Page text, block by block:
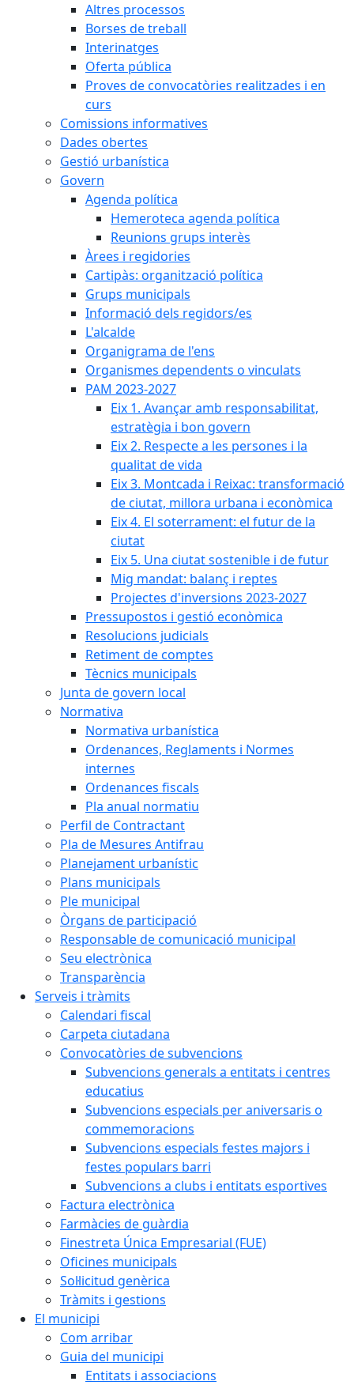
Altres processos
Borses de treball
Interinatges
Oferta pública
Proves de convocatòries realitzades i en
curs
Comissions informatives
Dades obertes
Gestió urbanística
Govern
Agenda política
Hemeroteca agenda política
Reunions grups interès
Àrees i regidories
Cartipàs: organització política
Grups municipals
Informació dels regidors/es
L'alcalde
Organigrama de l'ens
Organismes dependents o vinculats
PAM 2023-2027
Eix 1. Avançar amb responsabilitat,
estratègia i bon govern
Eix 2. Respecte a les persones i la
qualitat de vida
Eix 3. Montcada i Reixac: transformació
de ciutat, millora urbana i econòmica
Eix 4. El soterrament: el futur de la
ciutat
Eix 5. Una ciutat sostenible i de futur
Mig mandat: balanç i reptes
Projectes d'inversions 2023-2027
Pressupostos i gestió econòmica
Resolucions judicials
Retiment de comptes
Tècnics municipals
Junta de govern local
Normativa
Normativa urbanística
Ordenances, Reglaments i Normes
internes
Ordenances fiscals
Pla anual normatiu
Perfil de Contractant
Pla de Mesures Antifrau
Planejament urbanístic
Plans municipals
Ple municipal
Òrgans de participació
Responsable de comunicació municipal
Seu electrònica
Transparència
Serveis i tràmits
Calendari fiscal
Carpeta ciutadana
Convocatòries de subvencions
Subvencions generals a entitats i centres
educatius
Subvencions especials per aniversaris o
commemoracions
Subvencions especials festes majors i
festes populars barri
Subvencions a clubs i entitats esportives
Factura electrònica
Farmàcies de guàrdia
Finestreta Única Empresarial (FUE)
Oficines municipals
Sol·licitud genèrica
Tràmits i gestions
El municipi
Com arribar
Guia del municipi
Entitats i associacions